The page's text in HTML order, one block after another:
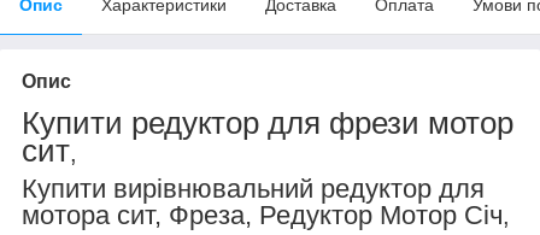
Опис Характеристики Доставка Оплата Умови
Опис
Купити редуктор для фрези мотор
сит,
Купити вирівнювальний редуктор для
мотора сит, Фреза, Редуктор Мотор Січ,